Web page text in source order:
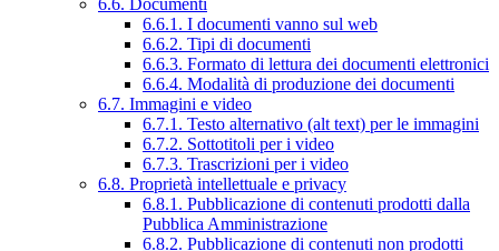
6.6. Documenti
6.6.1. I documenti vanno sul web
6.6.2. Tipi di documenti
6.6.3. Formato di lettura dei documenti elettronici
6.6.4. Modalità di produzione dei documenti
6.7. Immagini e video
6.7.1. Testo alternativo (alt text) per le immagini
6.7.2. Sottotitoli per i video
6.7.3. Trascrizioni per i video
6.8. Proprietà intellettuale e privacy
6.8.1. Pubblicazione di contenuti prodotti dalla
Pubblica Amministrazione
6.8.2. Pubblicazione di contenuti non prodotti